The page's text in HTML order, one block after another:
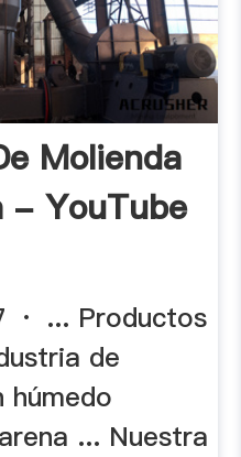
Molienda
- YouTube
· ... Productos
de
húmedo
... Nuestra